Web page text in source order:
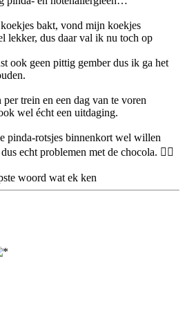
bakt, vond mijn koekjes
lekker, dus daar val ik nu toch op
ook geen pittig gember dus ik ga het
trein en een dag van te voren
wel écht een uitdaging.
pinda-rotsjes binnenkort wel willen
echt problemen met de chocola. 🤷‍♀️
woord wat ek ken